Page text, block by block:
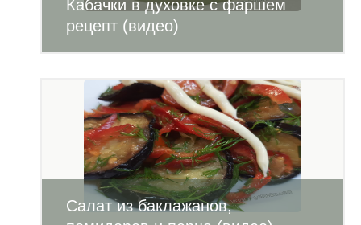
Кабачки в духовке с фаршем
рецепт (видео)
Салат из баклажанов,